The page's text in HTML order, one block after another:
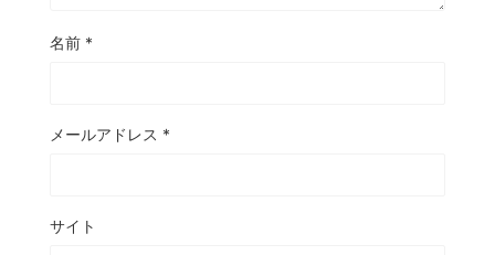
名前 *
メールアドレス *
サイト